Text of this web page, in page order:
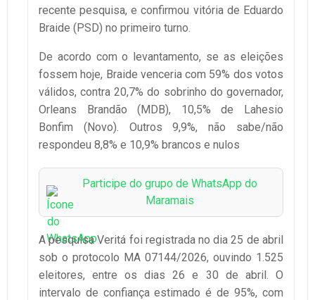
recente pesquisa, e confirmou vitória de Eduardo
Braide (PSD) no primeiro turno.
De acordo com o levantamento, se as eleições
fossem hoje, Braide venceria com 59% dos votos
válidos, contra 20,7% do sobrinho do governador,
Orleans Brandão (MDB), 10,5% de Lahesio
Bonfim (Novo). Outros 9,9%, não sabe/não
respondeu 8,8% e 10,9% brancos e nulos
Participe do grupo de WhatsApp do
Maramais
A pesquisa Veritá foi registrada no dia 25 de abril
sob o protocolo MA 07144/2026, ouvindo 1.525
eleitores, entre os dias 26 e 30 de abril. O
intervalo de confiança estimado é de 95%, com